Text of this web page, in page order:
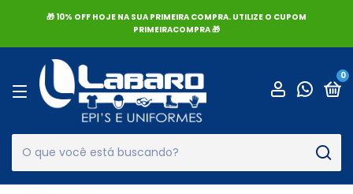
🎁 10% OFF HOJE NA SUA PRIMEIRA COMPRA. UTILIZE O CUPOM
PRIMEIRACOMPRA 🎁
0